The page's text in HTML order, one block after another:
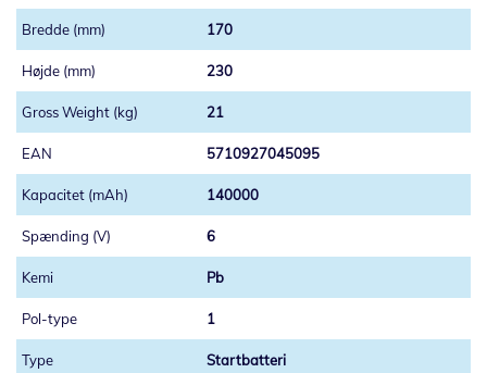
170
230
21
5710927045095
140000
6
Pb
1
Startbatteri